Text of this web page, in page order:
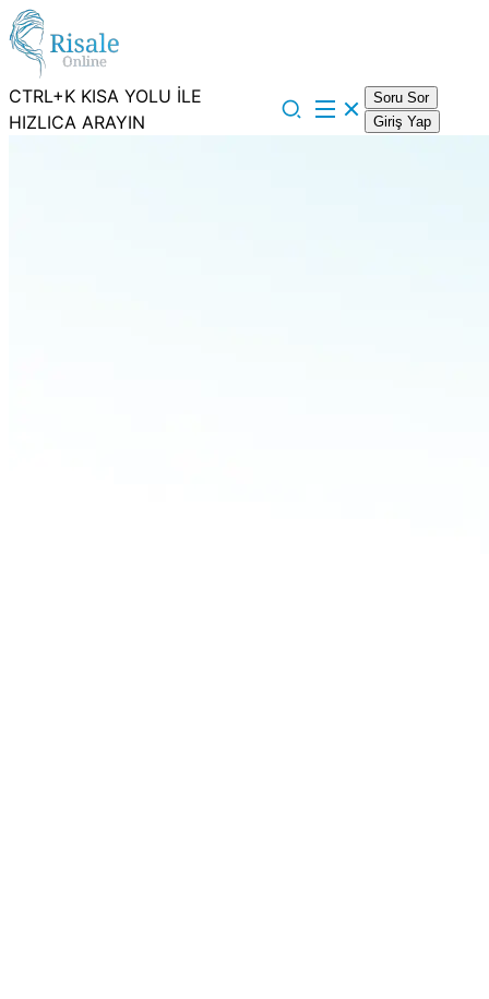
CTRL+K KISA YOLU İLE
HIZLICA ARAYIN
Soru Sor
Giriş Yap